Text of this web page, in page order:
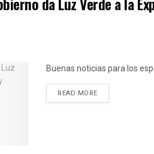
Buenas noticias para los
READ MOREDETAILS